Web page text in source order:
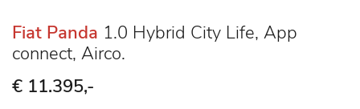
Fiat Panda 1.0 Hybrid City Life, App
connect, Airco.
€ 11.395,-